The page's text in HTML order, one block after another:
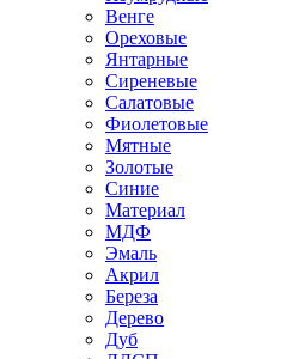
Венге
Ореховые
Янтарные
Сиреневые
Салатовые
Фиолетовые
Мятные
Золотые
Синие
Материал
МДФ
Эмаль
Акрил
Береза
Дерево
Дуб